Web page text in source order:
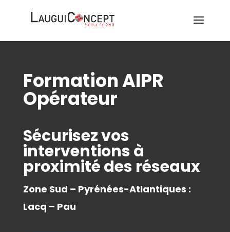
Formation AIPR
Opérateur
Sécurisez vos
interventions à
proximité des réseaux
Zone Sud – Pyrénées-Atlantiques :
Lacq – Pau